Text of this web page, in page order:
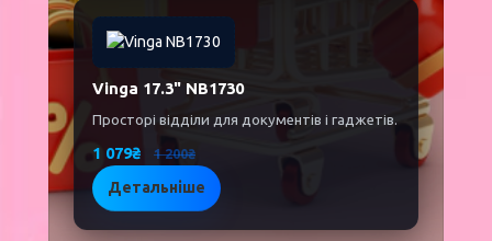
Vinga 17.3" NB1730
Просторі відділи для документів і гаджетів.
1 079₴ 1 200₴
Детальніше